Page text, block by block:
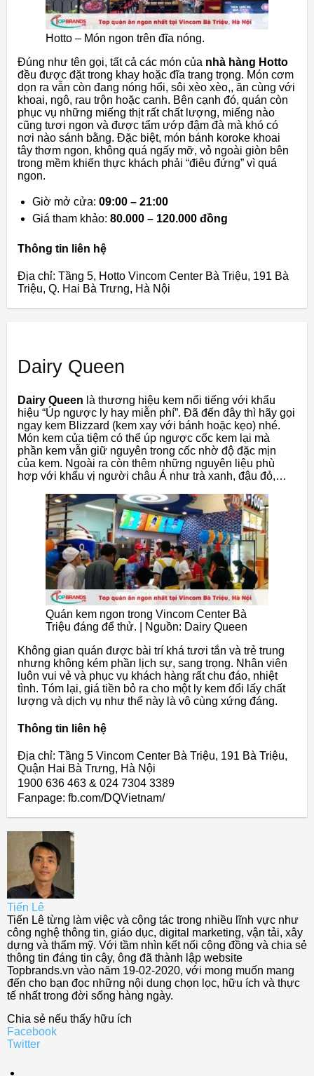
Hotto – Món ngon trên đĩa nóng.
Đúng như tên gọi, tất cả các món của nhà hàng Hotto
đều được đặt trong khay hoặc đĩa trang trọng. Món cơm
dọn ra vẫn còn đang nóng hổi, sôi xèo xèo,, ăn cùng với
khoai, ngô, rau trộn hoặc canh. Bên cạnh đó, quán còn
phục vụ những miếng thịt rất chất lượng, miếng nào
cũng tươi ngon và được tẩm ướp đậm đà mà khó có
nơi nào sánh bằng. Đặc biệt, món bánh koroke khoai
tây thơm ngon, không quá ngấy mỡ, vỏ ngoài giòn bên
trong mềm khiến thực khách phải “điêu đứng” vì quá
ngon.
Giờ mở cửa: 09:00 – 21:00
Giá tham khảo: 80.000 – 120.000 đồng
Thông tin liên hệ
Địa chỉ: Tầng 5, Hotto Vincom Center Bà Triệu, 191 Bà
Triệu, Q. Hai Bà Trưng, Hà Nội
Dairy Queen
Dairy Queen là thương hiệu kem nổi tiếng với khẩu
hiệu “Úp ngược ly hay miễn phí”. Đã đến đây thì hãy gọi
ngay kem Blizzard (kem xay với bánh hoặc kẹo) nhé.
Món kem của tiệm có thể úp ngược cốc kem lại mà
phần kem vẫn giữ nguyên trong cốc nhờ độ đặc mịn
của kem. Ngoài ra còn thêm những nguyên liệu phù
hợp với khẩu vị người châu Á như trà xanh, đậu đỏ,…
Quán kem ngon trong Vincom Center Bà
Triệu đáng để thử. | Nguồn: Dairy Queen
Không gian quán được bài trí khá tươi tắn và trẻ trung
nhưng không kém phần lịch sự, sang trọng. Nhân viên
luôn vui vẻ và phục vụ khách hàng rất chu đáo, nhiệt
tình. Tóm lại, giá tiền bỏ ra cho một ly kem đổi lấy chất
lượng và dịch vụ như thế này là vô cùng xứng đáng.
Thông tin liên hệ
Địa chỉ: Tầng 5 Vincom Center Bà Triệu, 191 Bà Triệu,
Quận Hai Bà Trưng, Hà Nội
1900 636 463 & 024 7304 3389
Fanpage: fb.com/DQVietnam/
Tiến Lê
Tiến Lê từng làm việc và cộng tác trong nhiều lĩnh vực như
công nghệ thông tin, giáo dục, digital marketing, vận tải, xây
dựng và thẩm mỹ. Với tầm nhìn kết nối cộng đồng và chia sẻ
thông tin đáng tin cậy, ông đã thành lập website
Topbrands.vn vào năm 19-02-2020, với mong muốn mang
đến cho bạn đọc những nội dung chọn lọc, hữu ích và thực
tế nhất trong đời sống hàng ngày.
Chia sẻ nếu thấy hữu ích
Facebook
Twitter